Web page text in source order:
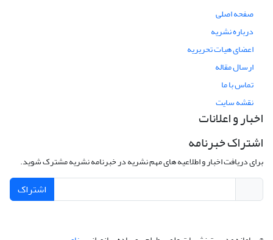
صفحه اصلی
درباره نشریه
اعضای هیات تحریریه
ارسال مقاله
تماس با ما
نقشه سایت
اخبار و اعلانات
اشتراک خبرنامه
برای دریافت اخبار و اطلاعیه های مهم نشریه در خبرنامه نشریه مشترک شوید.
اشتراک